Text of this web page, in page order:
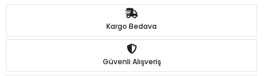
Kargo Bedava
Güvenli Alışveriş